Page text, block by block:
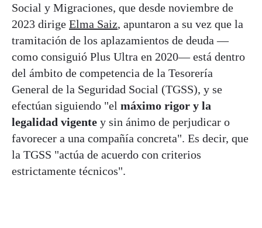
Social y Migraciones, que desde noviembre de
2023 dirige Elma Saiz, apuntaron a su vez que la
tramitación de los aplazamientos de deuda —
como consiguió Plus Ultra en 2020— está dentro
del ámbito de competencia de la Tesorería
General de la Seguridad Social (TGSS), y se
efectúan siguiendo "el máximo rigor y la
legalidad vigente y sin ánimo de perjudicar o
favorecer a una compañía concreta". Es decir, que
la TGSS "actúa de acuerdo con criterios
estrictamente técnicos".